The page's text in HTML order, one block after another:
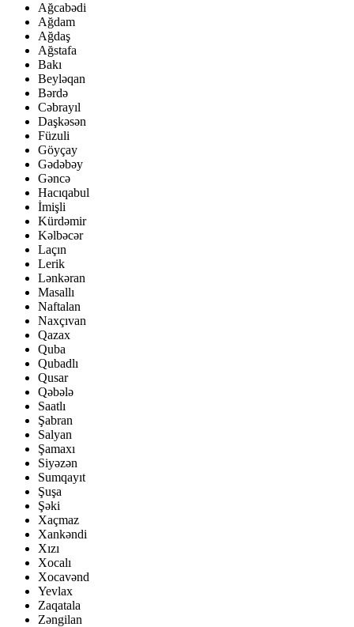
Ağcabədi
Ağdam
Ağdaş
Ağstafa
Bakı
Beyləqan
Bərdə
Cəbrayıl
Daşkəsən
Füzuli
Göyçay
Gədəbəy
Gəncə
Hacıqabul
İmişli
Kürdəmir
Kəlbəcər
Laçın
Lerik
Lənkəran
Masallı
Naftalan
Naxçıvan
Qazax
Quba
Qubadlı
Qusar
Qəbələ
Saatlı
Şabran
Salyan
Şamaxı
Siyəzən
Sumqayıt
Şuşa
Şəki
Xaçmaz
Xankəndi
Xızı
Xocalı
Xocavənd
Yevlax
Zaqatala
Zəngilan